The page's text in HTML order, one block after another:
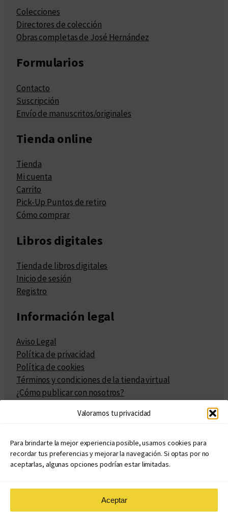
Valoramos tu privacidad
Para brindarte la mejor experiencia posible, usamos cookies para
recordar tus preferencias y mejorar la navegación. Si optas por no
aceptarlas, algunas opciones podrían estar limitadas.
Aceptar
Colecciones
Directores de colección
Obras completas de José Hernández
Formularios
Contacto
Suscripción
Envío de manuscritos/originales
Tienda online
Tienda
Mi cuenta
Carrito
Pick-Up Puntos de retiro
Cómo comprar
Libros digitales
Tienda de libros digitales
Inicio de sesión
Registro
Información legal
Aviso Legal
Política de privacidad
Política de cookies
Términos y condiciones de la tienda virtual
¿Cómo publicar con nosotros?
Políticas de publicación
Políticas de coedición
Atribuciones